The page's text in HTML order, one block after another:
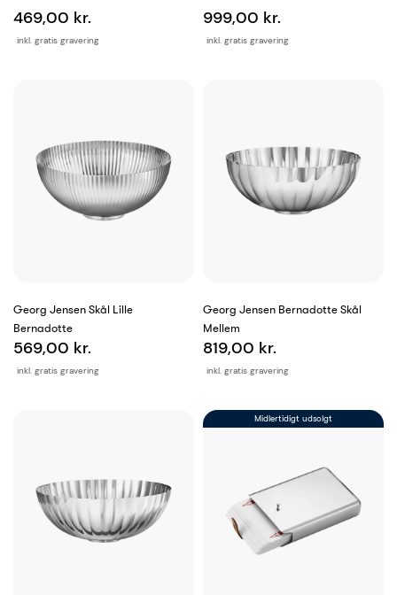
inkl. gratis gravering
469,00 kr.
inkl. gratis gravering
999,00 kr.
Georg Jensen Skål Lille
Bernadotte
inkl. gratis gravering
569,00 kr.
Georg Jensen Bernadotte Skål
Mellem
inkl. gratis gravering
819,00 kr.
Midlertidigt udsolgt